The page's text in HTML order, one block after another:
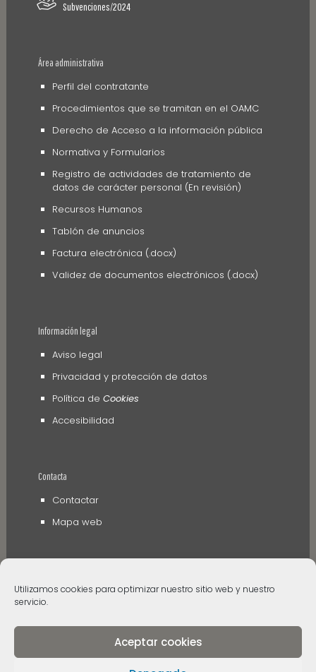
Utilizamos cookies para optimizar nuestro sitio web y nuestro
servicio.
Aceptar cookies
Subvenciones/2024
Área administrativa
Perfil del contratante
Procedimientos que se tramitan en el OAMC
Derecho de Acceso a la información pública
Normativa y Formularios
Registro de actividades de tratamiento de
datos de carácter personal (En revisión)
Recursos Humanos
Tablón de anuncios
Factura electrónica (.docx)
Validez de documentos electrónicos (.docx)
Información legal
Aviso legal
Privacidad y protección de datos
Política de Cookies
Accesibilidad
Contacta
Contactar
Mapa web
© 2006 - 2024 Museos de Tenerife. Todos los